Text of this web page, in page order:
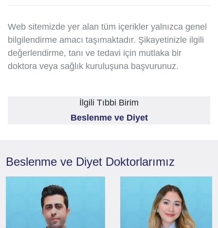
Web sitemizde yer alan tüm içerikler yalnızca genel
bilgilendirme amacı taşımaktadır. Şikayetinizle ilgili
değerlendirme, tanı ve tedavi için mutlaka bir
doktora veya sağlık kuruluşuna başvurunuz.
İlgili Tıbbi Birim
Beslenme ve Diyet
Beslenme ve Diyet Doktorlarımız